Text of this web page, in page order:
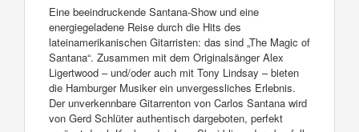
Eine beeindruckende Santana-Show und eine
energiegeladene Reise durch die Hits des
lateinamerikanischen Gitarristen: das sind „The Magic of
Santana“. Zusammen mit dem Originalsänger Alex
Ligertwood – und/oder auch mit Tony Lindsay – bieten
die Hamburger Musiker ein unvergessliches Erlebnis.
Der unverkennbare Gitarrenton von Carlos Santana wird
von Gerd Schlüter authentisch dargeboten, perfekt